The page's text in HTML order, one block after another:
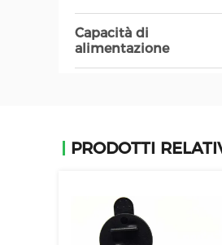
Capacità di
alimentazione
PRODOTTI